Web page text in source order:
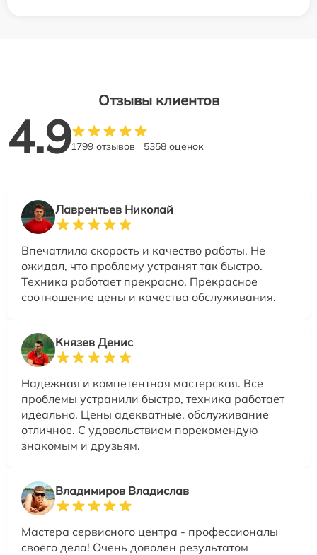
Отзывы клиентов
4.91799 отзывов 5358 оценок
Лаврентьев Николай
Впечатлила скорость и качество работы. Не
ожидал, что проблему устранят так быстро.
Техника работает прекрасно. Прекрасное
соотношение цены и качества обслуживания.
Князев Денис
Надежная и компетентная мастерская. Все
проблемы устранили быстро, техника работает
идеально. Цены адекватные, обслуживание
отличное. С удовольствием порекомендую
знакомым и друзьям.
Владимиров Владислав
Мастера сервисного центра - профессионалы
своего дела! Очень доволен результатом